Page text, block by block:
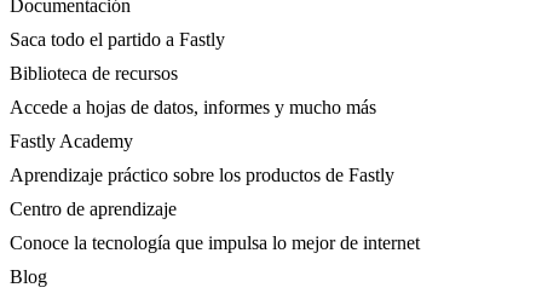
Documentación
Saca todo el partido a Fastly
Biblioteca de recursos
Accede a hojas de datos, informes y mucho más
Fastly Academy
Aprendizaje práctico sobre los productos de Fastly
Centro de aprendizaje
Conoce la tecnología que impulsa lo mejor de internet
Blog